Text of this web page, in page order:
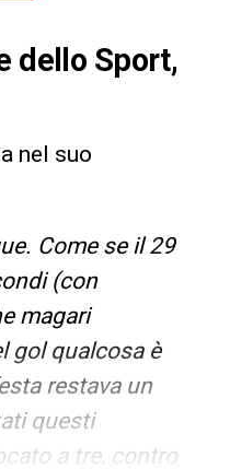
dello Sport,
nel suo
Come se il 29
(con
magari
gol qualcosa è
restava un
questi
a tre, contro